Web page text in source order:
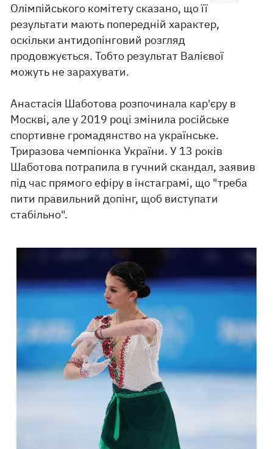
Олімпійського комітету сказано, що її
результати мають попередній характер,
оскільки антидопінговий розгляд
продовжується. Тобто результат Валієвої
можуть не зарахувати.
Анастасія Шаботова розпочинала кар'єру в
Москві, але у 2019 році змінила російське
спортивне громадянство на українське.
Триразова чемпіонка України. У 13 років
Шаботова потрапила в гучний скандал, заявив
під час прямого ефіру в інстаграмі, що "треба
пити правильний допінг, щоб виступати
стабільно".